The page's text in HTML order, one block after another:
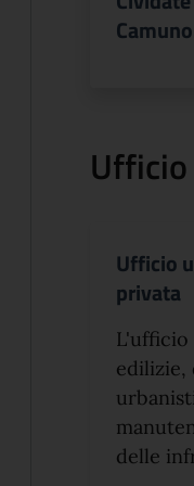
Ufficio
privata
L'ufficio
edilizie,
delle